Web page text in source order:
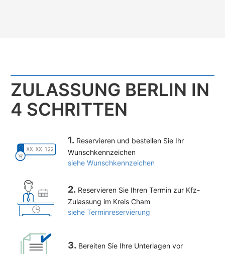
ZULASSUNG BERLIN IN
4 SCHRITTEN
1. Reservieren und bestellen Sie Ihr
Wunschkennzeichen
siehe Wunschkennzeichen
2. Reservieren Sie Ihren Termin zur Kfz-
Zulassung im Kreis Cham
siehe Terminreservierung
3. Bereiten Sie Ihre Unterlagen vor